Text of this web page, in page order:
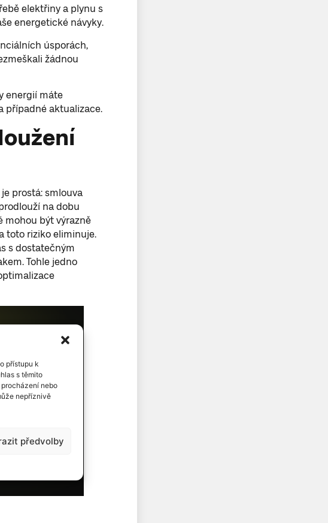
přístupu k
s těmito
nebo
nepříznivě
předvolby
elektřiny a plynu s
energetické návyky.
úsporách,
žádnou
energií máte
případné aktualizace.
prostá: smlouva
na dobu
mohou být výrazně
toto riziko eliminuje.
s dostatečným
Tohle jedno